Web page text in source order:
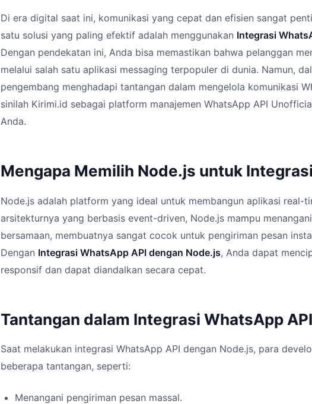
Di era digital saat ini, komunikasi yang cepat dan efisien sangat
satu solusi yang paling efektif adalah menggunakan Integrasi
Dengan pendekatan ini, Anda bisa memastikan bahwa pelanggan
melalui salah satu aplikasi messaging terpopuler di dunia. Namun,
pengembang menghadapi tantangan dalam mengelola komunikasi
sinilah Kirimi.id sebagai platform manajemen WhatsApp API
Anda.
Mengapa Memilih Node.js untuk
Node.js adalah platform yang ideal untuk membangun aplikasi real-
arsitekturnya yang berbasis event-driven, Node.js mampu
bersamaan, membuatnya sangat cocok untuk pengiriman pesan
Dengan Integrasi WhatsApp API dengan Node.js, Anda dapat
responsif dan dapat diandalkan secara cepat.
Tantangan dalam Integrasi WhatsApp API
Saat melakukan integrasi WhatsApp API dengan Node.js, para
beberapa tantangan, seperti:
Menangani pengiriman pesan massal.